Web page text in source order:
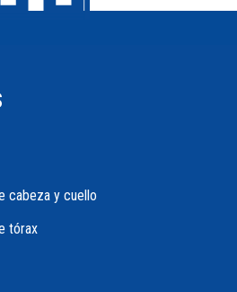
cabeza y cuello
tórax